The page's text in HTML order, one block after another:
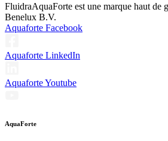
FluidraAquaForte est une marque haut de
Benelux B.V.
Aquaforte Facebook
Aquaforte LinkedIn
Aquaforte Youtube
AquaForte